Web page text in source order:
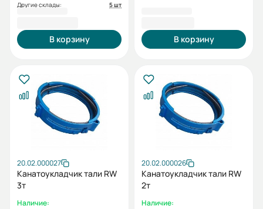
Другие склады:
5 шт
В корзину В корзину
20.02.000027
Канатоукладчик тали RW
3т
Наличие:
20.02.000026
Канатоукладчик тали RW
2т
Наличие: